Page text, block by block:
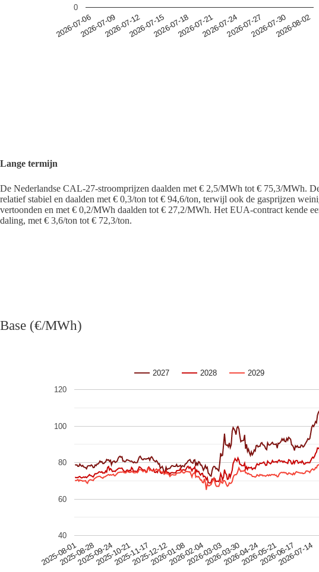
2026-07-062026-07-092026-07-122026-07-152026-07-182026-07-212026-07-242026-07-272026-07-302026-08-02
0
Lange termijn
De Nederlandse CAL-27-stroomprijzen daalden met € 2,5/MWh tot € 75,3/MWh.
relatief stabiel en daalden met € 0,3/ton tot € 94,6/ton, terwijl ook de gasprijzen
vertoonden en met € 0,2/MWh daalden tot € 27,2/MWh. Het EUA-contract kende
daling, met € 3,6/ton tot € 72,3/ton.
Base (€/MWh)
2027 2028 2029
2025-08-01
2025-08-282025-09-242025-10-212025-11-172025-12-122026-01-082026-02-042026-03-032026-03-302026-04-242026-05-212026-06-17
2026-07-14
40
60
80
100
120